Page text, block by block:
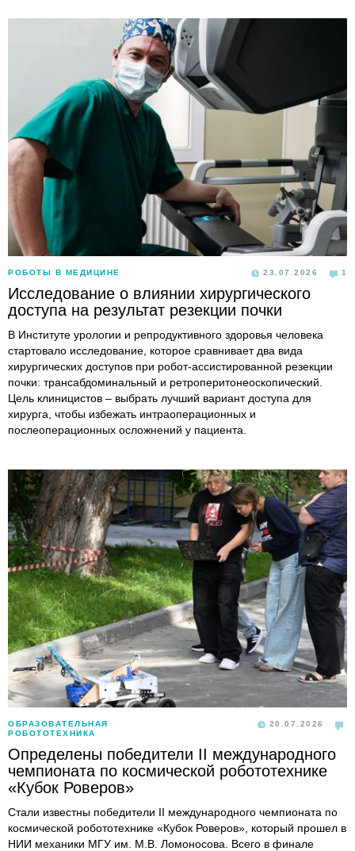
РОБОТЫ В МЕДИЦИНЕ 23.07.2026 1
Исследование о влиянии хирургического
доступа на результат резекции почки
В Институте урологии и репродуктивного здоровья человека
стартовало исследование, которое сравнивает два вида
хирургических доступов при робот-ассистированной резекции
почки: трансабдоминальный и ретроперитонеоскопический.
Цель клиницистов – выбрать лучший вариант доступа для
хирурга, чтобы избежать интраоперационных и
послеоперационных осложнений у пациента.
ОБРАЗОВАТЕЛЬНАЯ
РОБОТОТЕХНИКА
20.07.2026
Определены победители II международного
чемпионата по космической робототехнике
«Кубок Роверов»
Стали известны победители II международного чемпионата по
космической робототехнике «Кубок Роверов», который прошел в
НИИ механики МГУ им. М.В. Ломоносова. Всего в финале